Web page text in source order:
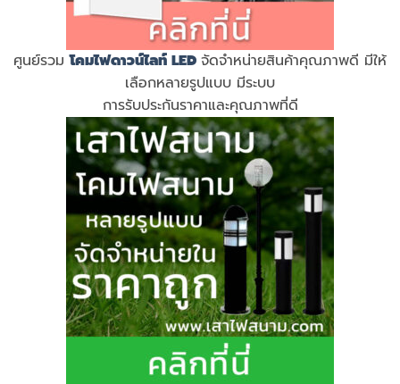
ศูนย์รวมโคมไฟดาวน์ไลท์ LED จัดจำหน่ายสินค้าคุณภาพดี มีให้
เลือกหลายรูปแบบ มีระบบ
การรับประกันราคาและคุณภาพที่ดี